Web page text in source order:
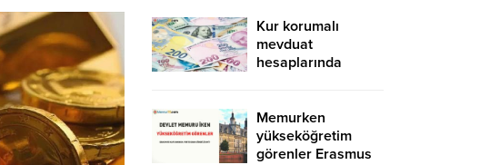
yapılır?
Kur korumalı
mevduat
hesaplarında
Memurken
yükseköğretim
görenler Erasmus